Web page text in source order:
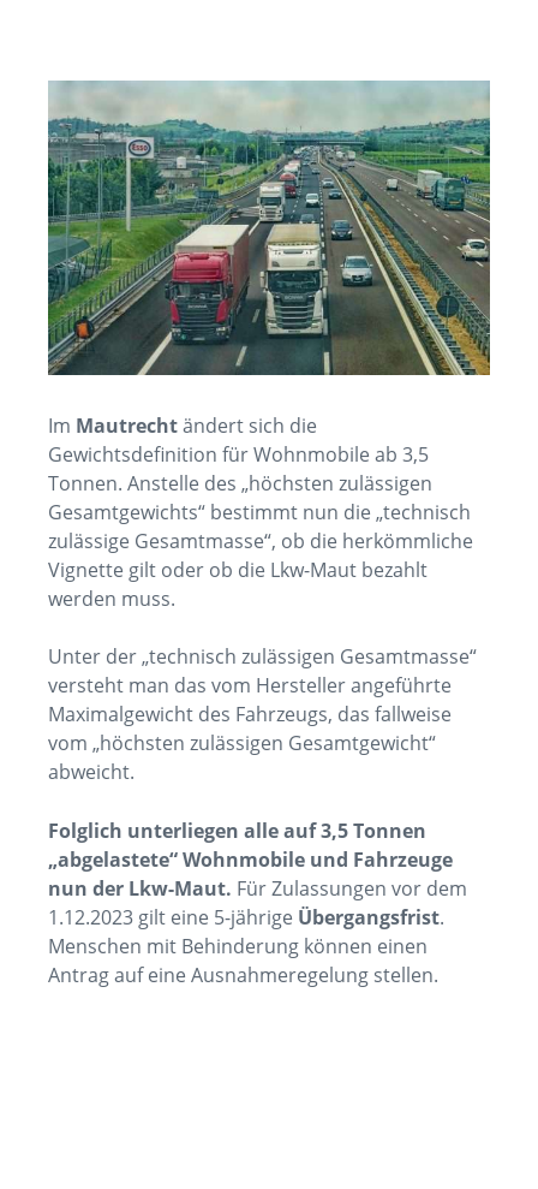
Im Mautrechtändert sich die
Gewichtsdefinition für Wohnmobile ab 3,5
Tonnen. Anstelle des „höchsten zulässigen
Gesamtgewichts“ bestimmt nun die „technisch
zulässige Gesamtmasse“, ob die herkömmliche
Vignette gilt oder ob die Lkw-Maut bezahlt
werden muss.
Unter der „technisch zulässigen Gesamtmasse“
versteht man das vom Hersteller angeführte
Maximalgewicht des Fahrzeugs, das fallweise
vom „höchsten zulässigen Gesamtgewicht“
abweicht.
Folglich unterliegen alle auf 3,5 Tonnen
„abgelastete“ Wohnmobile und Fahrzeuge
nun der Lkw-Maut. Für Zulassungen vor dem
1.12.2023 gilt eine 5-jährige Übergangsfrist.
Menschen mit Behinderung können einen
Antrag auf eine Ausnahmeregelung stellen.